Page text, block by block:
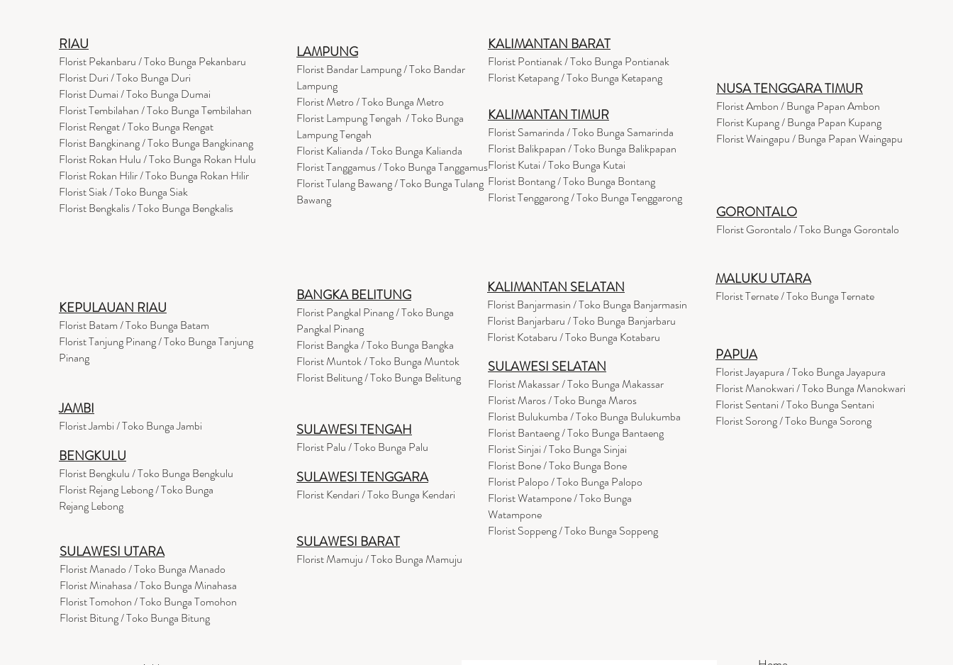
RIAU
Florist Pekanbaru / Toko Bunga Pekanbaru
Florist Duri / Toko Bunga Duri
Florist Dumai / Toko Bunga Dumai
Florist Tembilahan / Toko Bunga Tembilahan
Florist Rengat / Toko Bunga Rengat
Florist Bangkinang / Toko Bunga Bangkinang
Florist Rokan Hulu / Toko Bunga Rokan Hulu
Florist Rokan Hilir / Toko Bunga Rokan Hilir
Florist Siak / Toko Bunga Siak
Florist Bengkalis / Toko Bunga Bengkalis
LAMPUNG
Florist Bandar Lampung / Toko Bandar
Lampung
Florist Metro / Toko Bunga Metro
Florist Lampung Tengah / Toko Bunga
Lampung Tengah
Florist Kalianda / Toko Bunga Kalianda
Florist Tanggamus / Toko Bunga Tanggamus
Florist Tulang Bawang / Toko Bunga Tulang
Bawang
KALIMANTAN BARAT
Florist Pontianak / Toko Bunga Pontianak
Florist Ketapang / Toko Bunga Ketapang
KALIMANTAN TIMUR
Florist Samarinda / Toko Bunga Samarinda
Florist Balikpapan / Toko Bunga Balikpapan
Florist Kutai / Toko Bunga Kutai
Florist Bontang / Toko Bunga Bontang
Florist Tenggarong / Toko Bunga Tenggarong
NUSA TENGGARA TIMUR
Florist Ambon / Bunga Papan Ambon
Florist Kupang / Bunga Papan Kupang
Florist Waingapu / Bunga Papan Waingapu
GORONTALO
Florist Gorontalo / Toko Bunga Gorontalo
KEPULAUAN RIAU
Florist Batam / Toko Bunga Batam
Florist Tanjung Pinang / Toko Bunga Tanjung
Pinang
JAMBI
Florist Jambi / Toko Bunga Jambi
BENGKULU
Florist Bengkulu / Toko Bunga Bengkulu
Florist Rejang Lebong / Toko Bunga
Rejang Lebong
SULAWESI UTARA
Florist Manado / Toko Bunga Manado
Florist Minahasa / Toko Bunga Minahasa
Florist Tomohon / Toko Bunga Tomohon
Florist Bitung / Toko Bunga Bitung
KALIMANTAN SELATAN
Florist Banjarmasin/ Toko Bunga Banjarmasin
Florist Banjarbaru / Toko Bunga Banjarbaru
Florist Kotabaru / Toko Bunga Kotabaru
BANGKA BELITUNG
Florist Pangkal Pinang / Toko Bunga
Pangkal Pinang
Florist Bangka / Toko Bunga Bangka
Florist Muntok / Toko Bunga Muntok
Florist Belitung / Toko Bunga Belitung
SULAWESI TENGAH
Florist Palu / Toko Bunga Palu
SULAWESI TENGGARA
Florist Kendari / Toko Bunga Kendari
SULAWESI SELATAN
Florist Makassar / Toko Bunga Makassar
Florist Maros / Toko Bunga Maros
Florist Bulukumba / Toko Bunga Bulukumba
Florist Bantaeng / Toko Bunga Bantaeng
Florist Sinjai / Toko Bunga Sinjai
Florist Bone / Toko Bunga Bone
Florist Palopo / Toko Bunga Palopo
Florist Watampone / Toko Bunga
Watampone
Florist Soppeng / Toko Bunga Soppeng
SULAWESI BARAT
Florist Mamuju / Toko Bunga Mamuju
MALUKU UTARA
Florist Ternate / Toko Bunga Ternate
PAPUA
Florist Jayapura / Toko Bunga Jayapura
Florist Manokwari / Toko Bunga Manokwari
Florist Sentani / Toko Bunga Sentani
Florist Sorong / Toko Bunga Sorong